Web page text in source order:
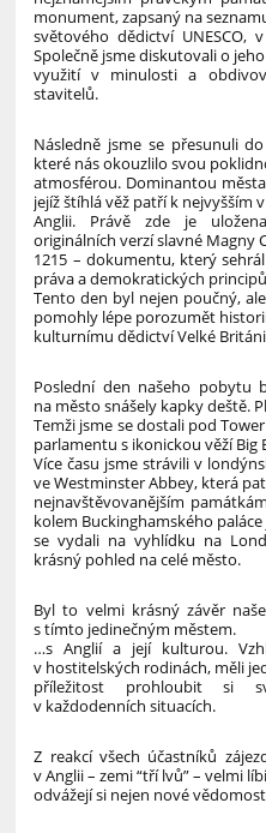
monument, zapsaný na
světového dědictví
Společně jsme diskutovali o
využití v minulosti a
stavitelů.
Následně jsme se přesunuli
které nás okouzlilo svou
atmosférou. Dominantou
jejíž štíhlá věž patří k nejvyšším v
Anglii. Právě zde je
originálních verzí slavné Magny
1215 – dokumentu, který
práva a demokratických
Tento den byl nejen poučný,
pomohly lépe porozumět
kulturnímu dědictví Velké
Poslední den našeho pobytu
na město snášely kapky deště.
Temži jsme se dostali pod
parlamentu s ikonickou věží Big
Více času jsme strávili v
ve Westminster Abbey, která
nejnavštěvovanějším
kolem Buckinghamského paláce
se vydali na vyhlídku na
krásný pohled na celé město.
Byl to velmi krásný závěr
s tímto jedinečným městem.
…s Anglií a její kulturou.
v hostitelských rodinách, měli
příležitost prohloubit si
v každodenních situacích.
Z reakcí všech účastníků
v Anglii – zemi “tří lvů” – velmi
odvážejí si nejen nové